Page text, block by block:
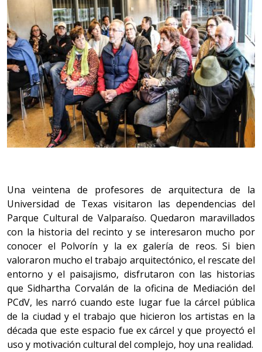
Una veintena de profesores de arquitectura de la
Universidad de Texas visitaron las dependencias del
Parque Cultural de Valparaíso. Quedaron maravillados
con la historia del recinto y se interesaron mucho por
conocer el Polvorín y la ex galería de reos. Si bien
valoraron mucho el trabajo arquitectónico, el rescate del
entorno y el paisajismo, disfrutaron con las historias
que Sidhartha Corvalán de la oficina de Mediación del
PCdV, les narró cuando este lugar fue la cárcel pública
de la ciudad y el trabajo que hicieron los artistas en la
década que este espacio fue ex cárcel y que proyectó el
uso y motivación cultural del complejo, hoy una realidad.